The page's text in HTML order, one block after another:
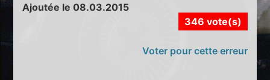
Ajoutée le 08.03.2015
346 vote(s)
Voter pour cette erreur